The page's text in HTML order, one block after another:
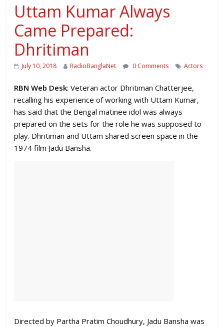
Uttam Kumar Always
Came Prepared:
Dhritiman
July 10, 2018 RadioBanglaNet 0 Comments Actors
RBN Web Desk: Veteran actor Dhritiman Chatterjee,
recalling his experience of working with Uttam Kumar,
has said that the Bengal matinee idol was always
prepared on the sets for the role he was supposed to
play. Dhritiman and Uttam shared screen space in the
1974 film Jadu Bansha.
Directed by Partha Pratim Choudhury, Jadu Bansha was